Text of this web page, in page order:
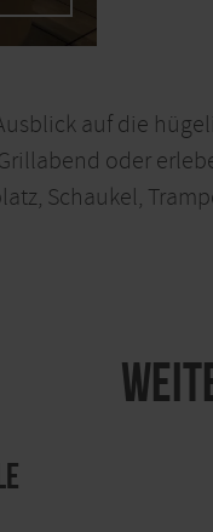
auf die
oder
Schaukel,